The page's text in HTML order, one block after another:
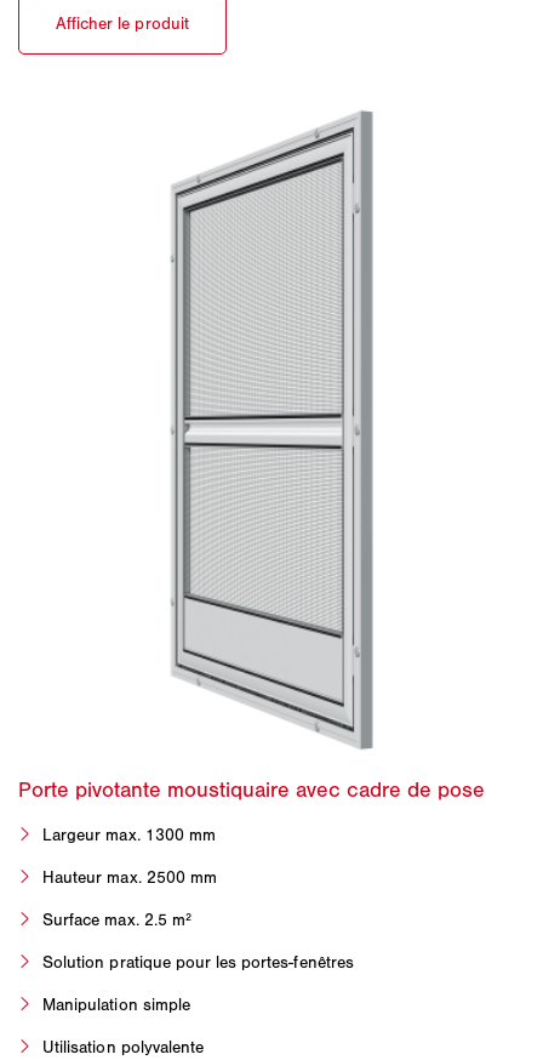
Largeur max. 1300 mm
Hauteur max. 2500 mm
Surface max. 2.5 m²
Solution pratique pour les portes-fenêtres
Manipulation simple
Utilisation polyvalente